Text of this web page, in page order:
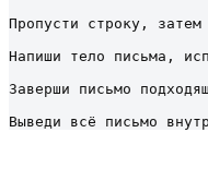
Пропусти строку,
Напиши тело письма,
Заверши письмо
Выведи всё письмо